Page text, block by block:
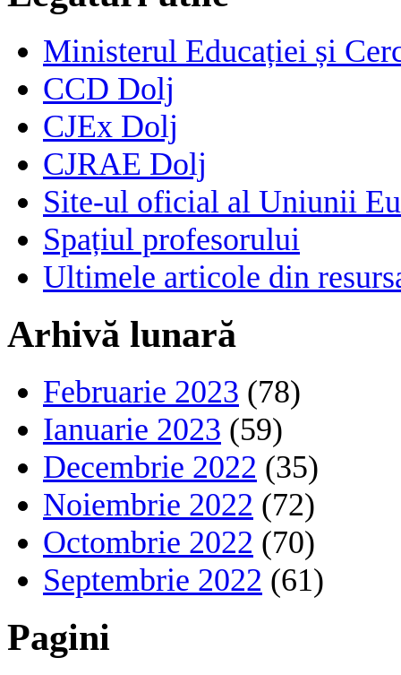
Ministerul Educației și
CCD Dolj
CJEx Dolj
CJRAE Dolj
Site-ul oficial al Uniunii
Spațiul profesorului
Ultimele articole din
Arhivă lunară
Februarie 2023 (78)
Ianuarie 2023 (59)
Decembrie 2022 (35)
Noiembrie 2022 (72)
Octombrie 2022 (70)
Septembrie 2022 (61)
Pagini